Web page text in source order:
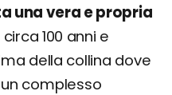
una vera e propria
circa 100 anni e
della collina dove
complesso